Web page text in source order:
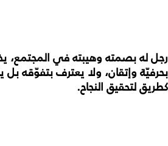
رجل له بصمته وهيبته في المجتمع،
بحرفيّة وإتقان، ولا يعترف بتفوّقه
كطريق لتحقيق النجاح.